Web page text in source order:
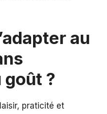
au
goût ?
praticité et